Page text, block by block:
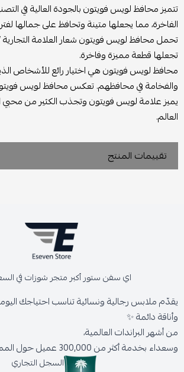
تتميز محافظ لويس فويتون بالجودة العالية في
الفاخرة، مما يجعلها متينة وتحافظ على جمالها
تجعلها قطعة مميزة وفاخرة.
محافظ لويس فويتون هي اختيار رائع للأشخاص
والفخامة في محافظهم. تعكس محافظ لويس فويتون
يميز علامة لويس فويتون وتجذب الكثير من محبي
العالم.
تقييمات المنتج
اي سفن ستور أكبر متجر شوزات في
يقدّم ملابس رجالية ونسائية تناسب احتياجك
وأناقة دائمة ✨
من أشهر البراندات العالمية،
وسعداء بخدمة أكثر من 300,000 عميل حول المملكة.
السجل التجاري